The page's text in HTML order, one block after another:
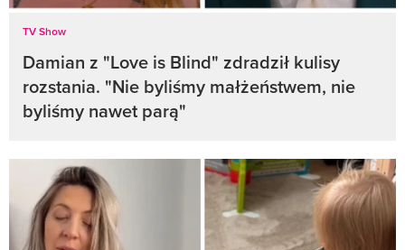
TV Show
Damian z "Love is Blind" zdradził kulisy
rozstania. "Nie byliśmy małżeństwem, nie
byliśmy nawet parą"